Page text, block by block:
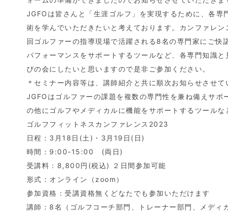
JGFOは皆さんと「生涯ゴルフ」を実現するために、各
術を学んでいただきたいと考えております。カンファレ
回ゴルファーの指導現場で活躍される8名の専門家にご快
パフォーマンスをサポートするツールなど、各専門知識
びの会にしたいと思いますので是非ご参加ください。
＊セミナー内容等は、講師紹介と共に順次お知らせさせて
JGFOはゴルファーの課題を複数の専門性を兼ね備えサ
の他にゴルフやメディカルに機能をサポートするツール
ゴルフフィットネスカンファレンス2023
日程：3月18日(土)・3月19日(日)
時間：9:00-15:00 (両日)
受講料：8,800円(税込) ２日間参加可能
形式：オンライン（zoom）
参加資格：受講資格無くどなたでも参加いただけます
講師：8名（ゴルフコーチ部門、トレーナー部門、メディ